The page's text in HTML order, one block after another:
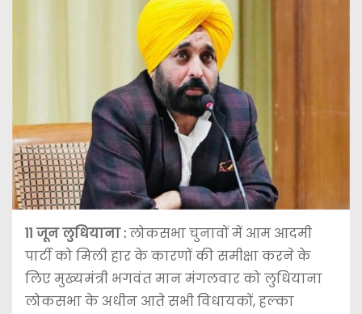
11 जूनलुधियाना :लोकसभा चुनावों में आम आदमी
पार्टी को मिली हार के कारणों की समीक्षा करने के
लिए मुख्यमंत्री भगवंत मान मंगलवार को लुधियाना
लोकसभा के अधीन आते सभी विधायकों, हल्का